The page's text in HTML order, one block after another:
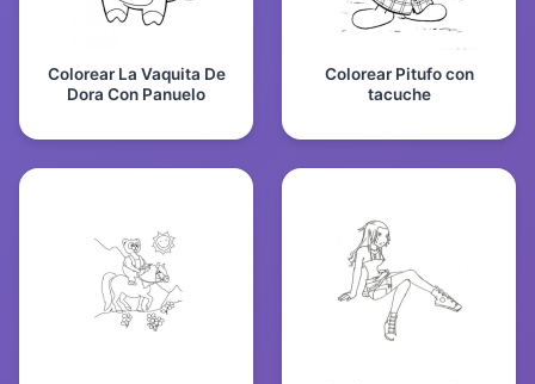
Colorear La Vaquita De
Dora Con Panuelo
Colorear Pitufo con
tacuche